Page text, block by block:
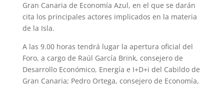
Gran Canaria de Economía Azul, en el que se darán
cita los principales actores implicados en la materia
de la Isla.
A las 9.00 horas tendrá lugar la apertura oficial del
Foro, a cargo de Raúl García Brink, consejero de
Desarrollo Económico, Energía e I+D+i del Cabildo de
Gran Canaria; Pedro Ortega, consejero de Economía,